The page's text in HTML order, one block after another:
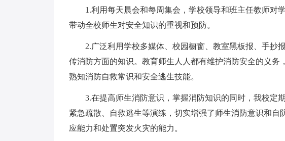
1.利用每天晨会和每周集会，学校领导和班主任教师对
带动全校师生对安全知识的重视和预防。
2.广泛利用学校多媒体、校园橱窗、教室黑板报、手抄
传消防方面的知识。教育师生人人都有维护消防安全的义务
熟知消防自救常识和安全逃生技能。
3.在提高师生消防意识，掌握消防知识的同时，我校定
紧急疏散、自救逃生等演练，切实增强了师生消防意识和自
应能力和处置突发火灾的能力。